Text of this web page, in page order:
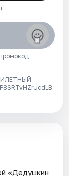
«Дедушкин